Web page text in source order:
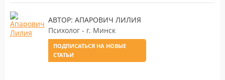
АВТОР: АПАРОВИЧ ЛИЛИЯ
Психолог - г. Минск
ПОДПИСАТЬСЯ НА НОВЫЕ
СТАТЬИ